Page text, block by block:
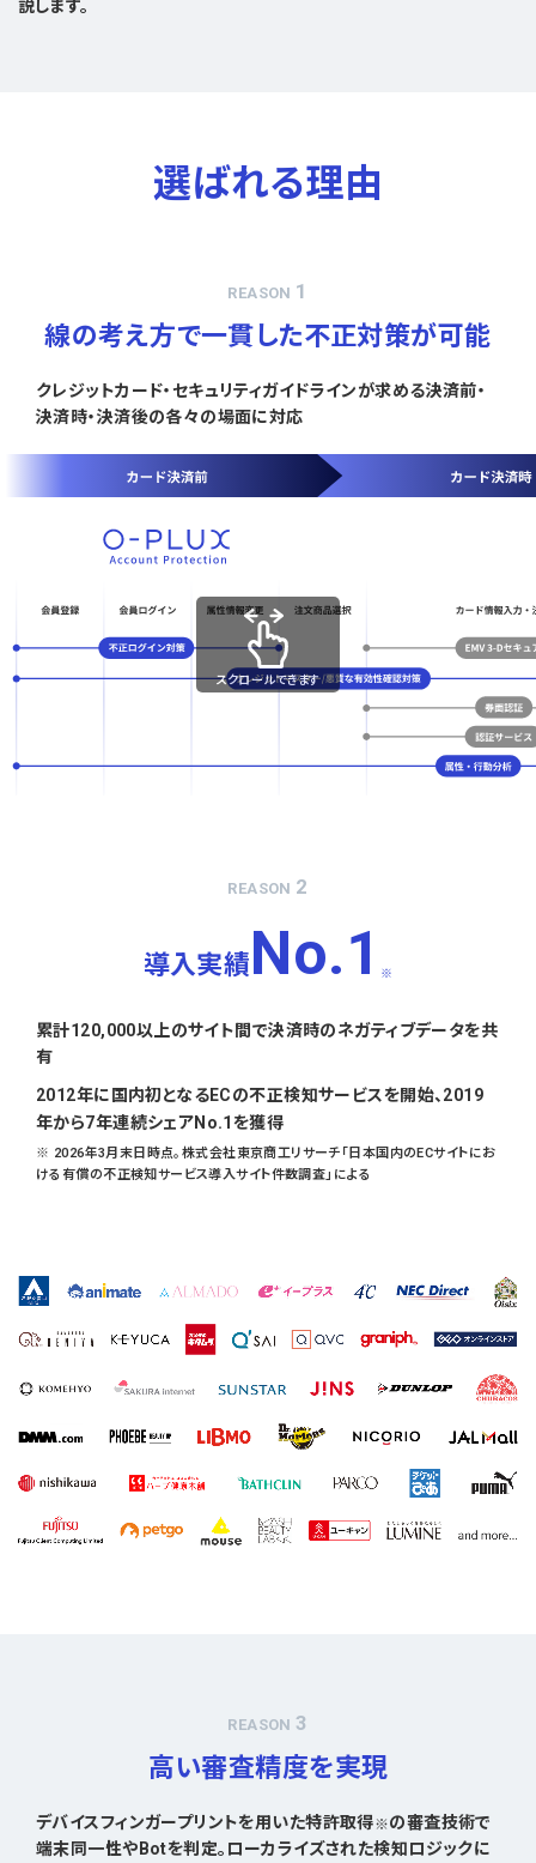
説します。
選ばれる理由
REASON 1
線の考え方で一貫した不正対策が可能
クレジットカード・セキュリティガイドラインが求める決済前・
決済時・決済後の各々の場面に対応
スクロールできます
REASON 2
導入実績No.1 ※
累計120,000以上のサイト間で決済時のネガティブデータを共
有
2012年に国内初となるECの不正検知サービスを開始、2019
年から7年連続シェアNo.1を獲得
※ 2026年3月末日時点。株式会社東京商工リサーチ「日本国内のECサイトにお
ける有償の不正検知サービス導入サイト件数調査」による
REASON3
高い審査精度を実現
デバイスフィンガープリントを用いた特許取得※の審査技術で
端末同一性やBotを判定。ローカライズされた検知ロジックに